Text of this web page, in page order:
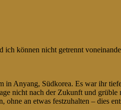
können nicht getrennt
in Anyang, Südkorea. Es war ihr
nicht nach der Zukunft und
an etwas festzuhalten – dies